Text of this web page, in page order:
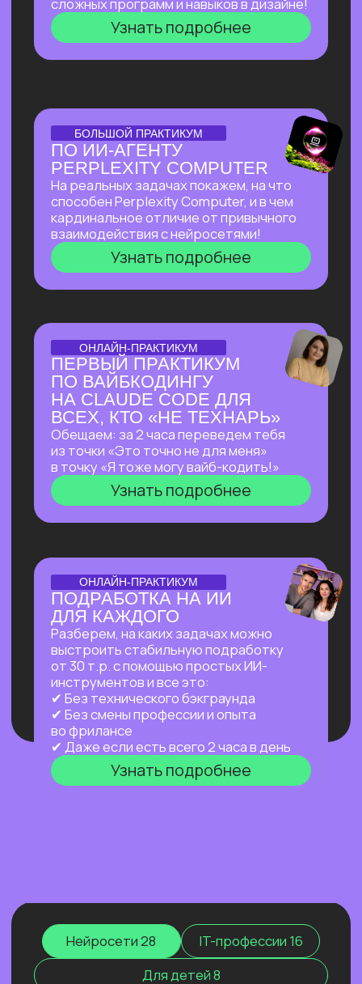
Узнать подробнее
АВТОМАТИЗАЦИИ НА N8N
Расскажем всепро сверхпопулярный
инструмент, бесплатнои без каких-
либо проблем работающий в РФ.
Соберем видео-контент-завод
с помощью n8n и Veo 3, который
в режиме реального времени
создаеттрендовые видео на основе
текстового описания.
Узнать подробнее
ПЕРЕВЕРНЕТ ВАШЕ
ПРЕДСТАВЛЕНИЕ
О ЗАРАБОТКЕ НА ИИ
Как делать на ИИ больше, чем
программисты
без программирования?
И перейти от «пробую
возможности ИИ» к «делаю на ИИ 500к+
и имею очередь из клиентов»
Узнать подробнее
OPENCLAW: КАК
ПОМОЩНИКА ИЗ
ВОЗМОЖНЫХ НА СЕГОДНЯ?
Покажем в прямом эфире, на что
способен OpenClaw — ИИ-агент с 171
000+ звёзд на GitHub, который
не просто отвечает на запросы,
а работает за тебя в фоновом режиме
24/7 — пока ты спишь, едешь на работу
или путешествуешь.
Узнать подробнее
ПРАКТИКУМ
НОВЫЙ ПРАКТИКУМ
ПО OPENCLAW
Первый агент, который работает
на тебя постоянно: в фоне,